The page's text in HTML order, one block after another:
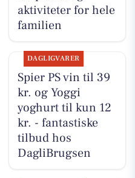
aktiviteter for hele
familien
DAGLIGVARER
Spier PS vin til 39
kr. og Yoggi
yoghurt til kun 12
kr. - fantastiske
tilbud hos
DagliBrugsen